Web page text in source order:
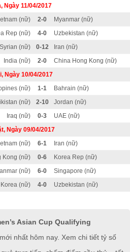
Ngày 11/04/2017
(nữ) 2-0
Myanmar (nữ)
Rep (nữ) 4-0
Uzbekistan (nữ)
Syrian (nữ) 0-12
Iran (nữ)
India (nữ) 2-0
China Hong Kong (nữ)
Ngày 10/04/2017
(nữ) 1-1
Bahrain (nữ)
(nữ) 2-10
Jordan (nữ)
Iraq (nữ) 0-3
UAE (nữ)
Ngày 09/04/2017
(nữ) 6-1
Iran (nữ)
Kong (nữ) 0-6
Korea Rep (nữ)
(nữ) 6-0
Singapore (nữ)
Korea (nữ) 4-0 Uzbekistan (nữ)
Asian Cup Qualifying
nhất hôm nay. Xem chi tiết tỷ số